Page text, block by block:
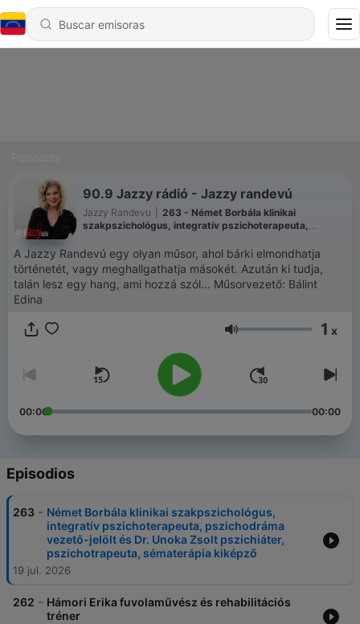
90.9 Jazzy rádió - Jazzy randevú
Jazzy Randevu
263 - Német Borbála klinikai
szakpszichológus, integratív pszichoterapeuta,
pszichiáter, pszichotrapeuta, sématerápia kiképző
A Jazzy Randevú egy olyan műsor, ahol bárki elmondhatja
történetét, vagy meghallgathatja másokét. Azután ki tudja,
talán lesz egy hang, ami hozzá szól... Műsorvezető: Bálint
Edina
Volumen 1 x
00:00 00:00
Episodios
263 - Német Borbála klinikai szakpszichológus,
integratív pszichoterapeuta, pszichodráma
vezető-jelölt és Dr. Unoka Zsolt pszichiáter,
pszichotrapeuta, sématerápia kiképző
19 jul. 2026
262 - Hámori Erika fuvolaművész és rehabilitációs
tréner